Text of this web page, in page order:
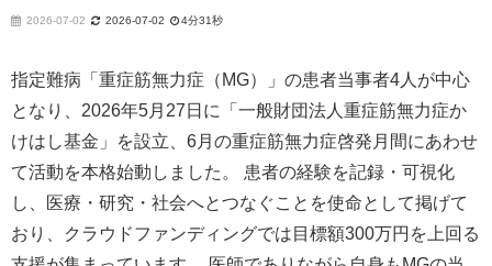
2026-07-02 2026-07-02 4分31秒
指定難病「重症筋無力症（MG）」の患者当事者4人が中心
となり、2026年5月27日に「一般財団法人重症筋無力症か
けはし基金」を設立、6月の重症筋無力症啓発月間にあわせ
て活動を本格始動しました。 患者の経験を記録・可視化
し、医療・研究・社会へとつなぐことを使命として掲げて
おり、クラウドファンディングでは目標額300万円を上回る